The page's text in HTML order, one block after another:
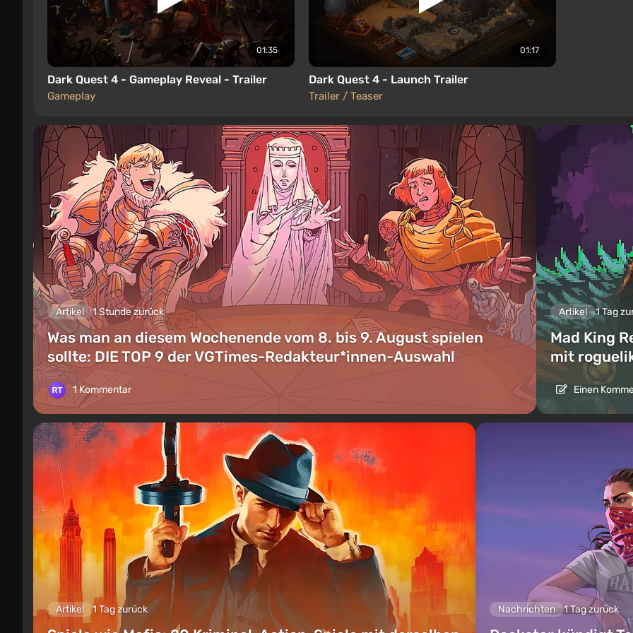
01:35
Dark Quest 4 - Gameplay Reveal - Trailer
Gameplay
01:17
Dark Quest 4 - Launch Trailer
Trailer / Teaser
Artikel 1 Stunde zurück
Was man an diesem Wochenende vom 8. bis 9. August spielen
sollte: DIE TOP 9 der VGTimes-Redakteur*innen-Auswahl
1 Kommentar
Artikel 1 Tag
Mad King
mit
Einen
Artikel 1 Tag zurück Nachrichten 1 Tag zurück